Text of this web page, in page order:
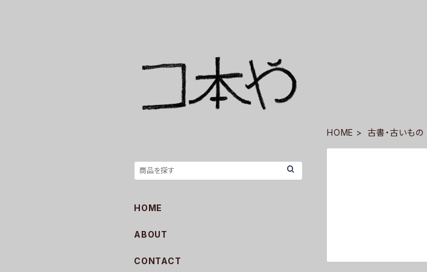
HOME 古書・古いもの
HOME
ABOUT
CONTACT